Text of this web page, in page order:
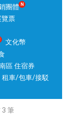
團體
票
文化幣
區 住宿券
租車/包車/接駁
3 筆